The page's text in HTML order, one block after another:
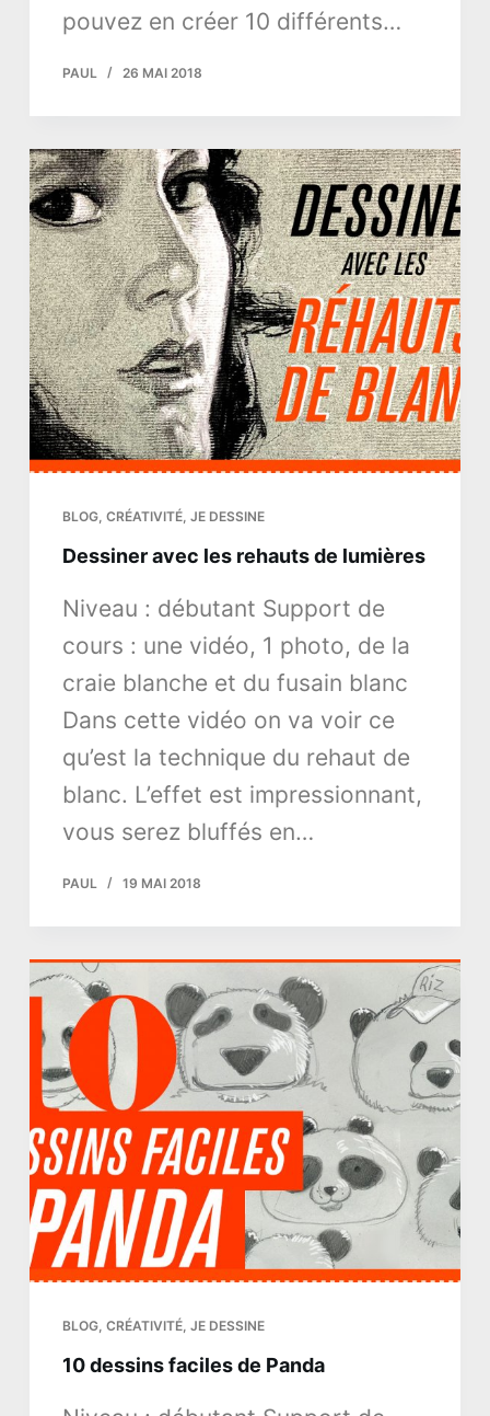
pouvez en créer 10 différents…
PAUL 26 MAI 2018
BLOG, CRÉATIVITÉ, JE DESSINE
Dessiner avec les rehauts de lumières
Niveau : débutant Support de
cours : une vidéo, 1 photo, de la
craie blanche et du fusain blanc
Dans cette vidéo on va voir ce
qu’est la technique du rehaut de
blanc. L’effet est impressionnant,
vous serez bluffés en…
PAUL 19 MAI 2018
BLOG, CRÉATIVITÉ, JE DESSINE
10 dessins faciles de Panda